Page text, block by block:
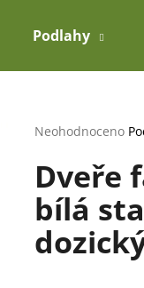
Podlahy
Průměrné
produktu
je
0,0
hvězdiček.
Neohodnoceno
Dveře
bílá